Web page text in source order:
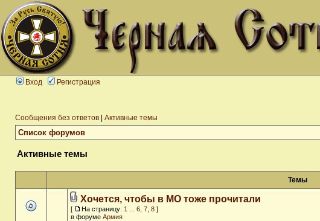
Вход Регистрация
Сообщения без ответов Активные темы
Список форумов
Активные темы
Темы
Хочется, чтобы в МО тоже прочитали
[ На страницу: 1 6 7 8 ]
в форуме Армия